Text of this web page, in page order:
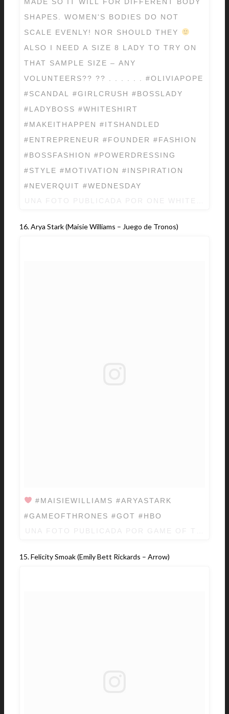
SHAPES. WOMEN'S BODIES DO NOT
SCALE EVENLY! NOR SHOULD THEY
ALSO I NEED A SIZE 8 LADY TO TRY ON
THAT SAMPLE SIZE – ANY
VOLUNTEERS?? ?? . . . . . . #OLIVIAPOPE
#SCANDAL #GIRLCRUSH #BOSSLADY
#LADYBOSS #WHITESHIRT
#MAKEITHAPPEN #ITSHANDLED
#ENTREPRENEUR #FOUNDER #FASHION
#BOSSFASHION #POWERDRESSING
#STYLE #MOTIVATION #INSPIRATION
#NEVERQUIT #WEDNESDAY
16. Arya Stark (Maisie Williams – Juego de Tronos)
#MAISIEWILLIAMS #ARYASTARK
#GAMEOFTHRONES #GOT #HBO
15. Felicity Smoak (Emily Bett Rickards – Arrow)